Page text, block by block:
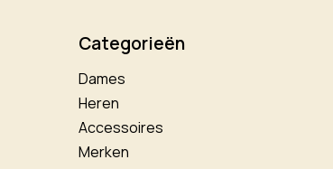
Categorieën
Dames
Heren
Accessoires
Merken